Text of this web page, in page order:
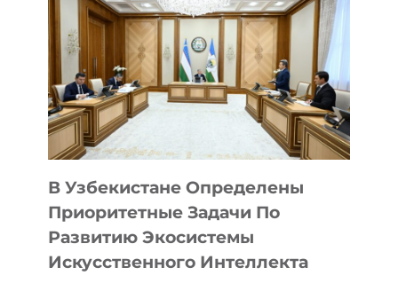
В Узбекистане Определены
Приоритетные Задачи По
Развитию Экосистемы
Искусственного Интеллекта